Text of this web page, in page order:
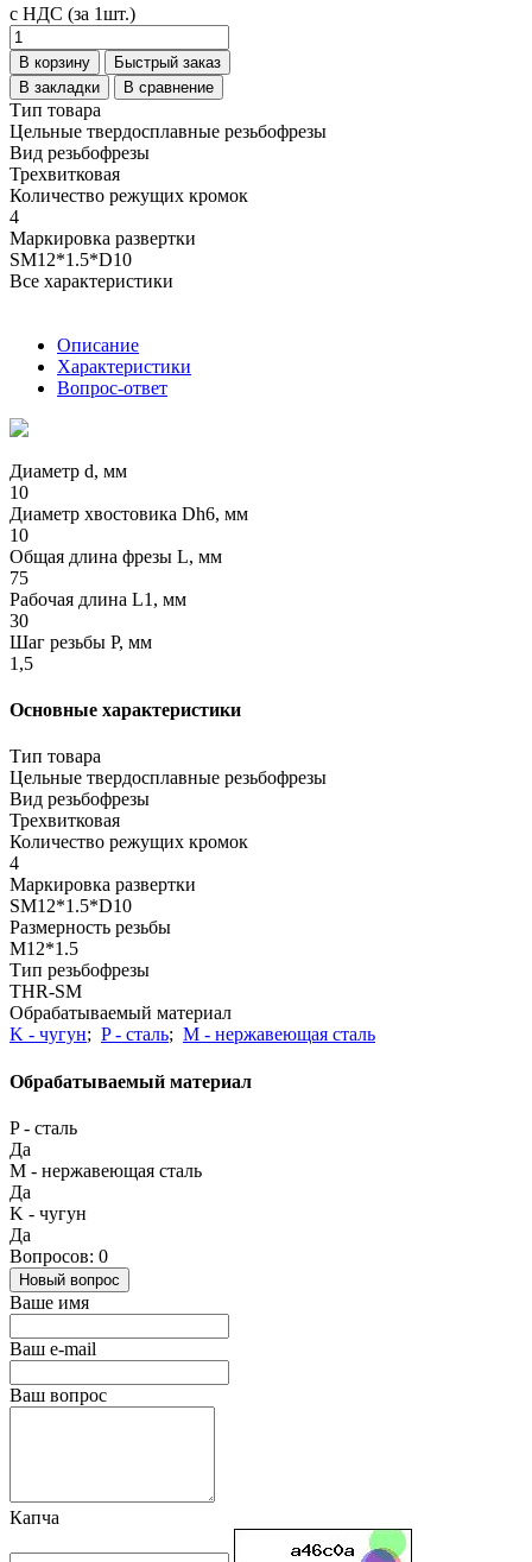
с НДС (за 1шт.)
В корзину
Быстрый заказ
В закладки
В сравнение
Тип товара
Цельные твердосплавные резьбофрезы
Вид резьбофрезы
Трехвитковая
Количество режущих кромок
4
Маркировка развертки
SM12*1.5*D10
Все характеристики
Описание
Характеристики
Вопрос-ответ
Диаметр d, мм
10
Диаметр хвостовика Dh6, мм
10
Общая длина фрезы L, мм
75
Рабочая длина L1, мм
30
Шаг резьбы Р, мм
1,5
Основные характеристики
Тип товара
Цельные твердосплавные резьбофрезы
Вид резьбофрезы
Трехвитковая
Количество режущих кромок
4
Маркировка развертки
SM12*1.5*D10
Размерность резьбы
M12*1.5
Тип резьбофрезы
THR-SM
Обрабатываемый материал
K - чугун; P - сталь; М - нержавеющая сталь
Обрабатываемый материал
P - сталь
Да
М - нержавеющая сталь
Да
K - чугун
Да
Вопросов: 0
Новый вопрос
Ваше имя
Ваш e-mail
Ваш вопрос
Капча